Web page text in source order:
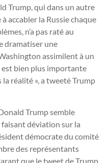
Trump, qui dans un autre
accabler la Russie chaque
n’a pas raté au
dramatiser une
assimilent à un
est bien plus importante
réalité », a tweeté Trump
Trump semble
déviation sur la
démocrate du comité
des représentants
que le tweet de Trump